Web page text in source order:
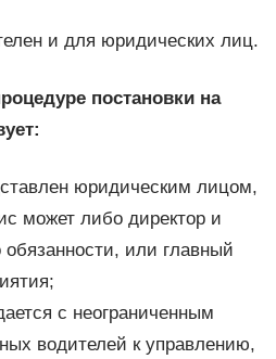
и для юридических лиц.
постановки на
юридическим лицом,
может либо директор и
или главный
с неограниченным
водителей к управлению,